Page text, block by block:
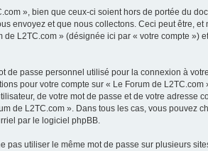
», bien que ceux-ci soient hors de portée du
envoyez et que nous collectons. Ceci peut être, et
L2TC.com » (désignée ici par « votre compte »)
passe personnel utilisé pour la connexion à
pour votre compte sur « Le Forum de L2TC.com
de votre mot de passe et de votre adresse
de L2TC.com ». Dans tous les cas, vous pouvez
par le logiciel phpBB.
utiliser le même mot de passe sur plusieurs